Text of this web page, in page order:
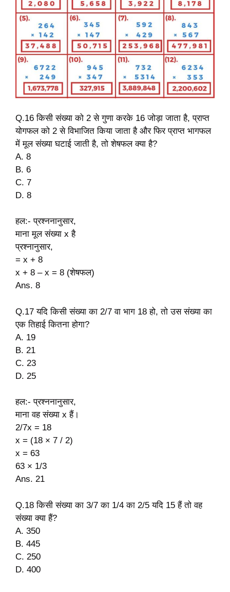
Q.16 किसी संख्या को 2 से गुणा करके 16 जोड़ा जाता है, प्राप्त
योगफल को 2 से विभाजित किया जाता है और फिर प्राप्त भागफल
में मूल संख्या घटाई जाती है, तो शेषफल क्या है?
A. 8
B. 6
C. 7
D. 8
हल:- प्रश्ननानुसार,
माना मूल संख्या x है
प्रश्नानुसार,
= x + 8
x + 8 – x = 8 (शेषफल)
Ans. 8
Q.17 यदि किसी संख्या का 2/7 वा भाग 18 हो, तो उस संख्या का
एक तिहाई कितना होगा?
A. 19
B. 21
C. 23
D. 25
हल:- प्रश्ननानुसार,
माना वह संख्या x हैं।
2/7x = 18
x = (18 × 7 / 2)
x = 63
63 × 1/3
Ans. 21
Q.18 किसी संख्या का 3/7 का 1/4 का 2/5 यदि 15 हैं तो वह
संख्या क्या हैं?
A. 350
B. 445
C. 250
D. 400